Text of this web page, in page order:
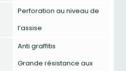
Perforation au niveau de
l’assise
Anti graffitis
Grande résistance aux